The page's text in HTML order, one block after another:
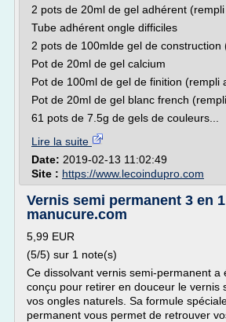
2 pots de 20ml de gel adhérent
Tube adhérent ongle difficiles
2 pots de 100mlde gel de construction
Pot de 20ml de gel calcium
Pot de 100ml de gel de finition (rempli
Pot de 20ml de gel blanc french
61 pots de 7.5g de gels de couleurs...
Lire la suite
Date: 2019-02-13 11:02:49
Site : https://www.lecoindupro.com
Vernis semi permanent 3 en
manucure.com
5,99 EUR
(5/5) sur 1 note(s)
Ce dissolvant vernis semi-permanent a
conçu pour retirer en douceur le vernis
vos ongles naturels. Sa formule
permanent vous permet de retrouver